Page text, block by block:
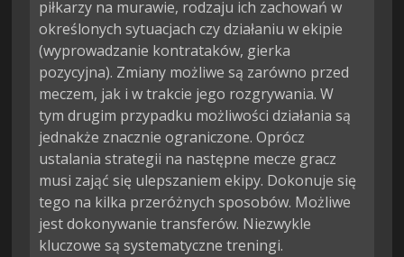
piłkarzy na murawie, rodzaju ich zachowań w
określonych sytuacjach czy działaniu w ekipie
(wyprowadzanie kontrataków, gierka
pozycyjna). Zmiany możliwe są zarówno przed
meczem, jak i w trakcie jego rozgrywania. W
tym drugim przypadku możliwości działania są
jednakże znacznie ograniczone. Oprócz
ustalania strategii na następne mecze gracz
musi zająć się ulepszaniem ekipy. Dokonuje się
tego na kilka przeróżnych sposobów. Możliwe
jest dokonywanie transferów. Niezwykle
kluczowe są systematyczne treningi.